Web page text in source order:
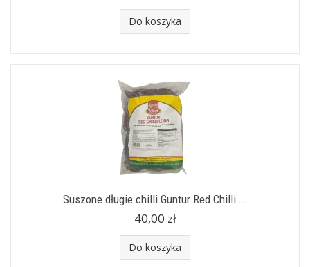
Do koszyka
Suszone długie chilli Guntur Red Chilli ...
40,00 zł
Do koszyka